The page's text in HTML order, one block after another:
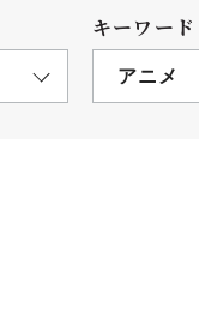
キーワード
アニメ